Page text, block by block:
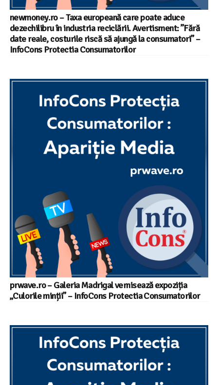
newmoney.ro – Taxa europeană care poate aduce
dezechilibru în industria reciclării. Avertisment: ”Fără
date reale, costurile riscă să ajungă la consumatori” –
InfoCons Protectia Consumatorilor
prwave.ro – Galeria Madrigal vernisează expoziția
„Culorile minții” – InfoCons Protectia Consumatorilor